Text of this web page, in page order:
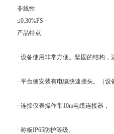
非线性
≤0.30%FS
产品特点
· 设备使用非常方便。坚固的结构
· 平台侧安装有电缆快速接头。（设
· 连接仪表操作带10m电缆连接器，
· 称板IP65防护等级。